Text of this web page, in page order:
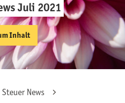
Juli 2021
Inhalt
Steuer News